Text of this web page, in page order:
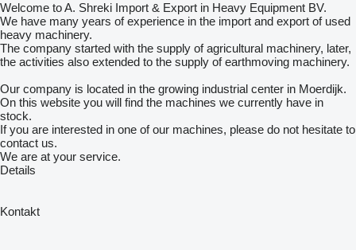
Welcome to A. Shreki Import & Export in Heavy Equipment BV.
We have many years of experience in the import and export of used
heavy machinery.
The company started with the supply of agricultural machinery, later,
the activities also extended to the supply of earthmoving machinery.
Our company is located in the growing industrial center in Moerdijk.
On this website you will find the machines we currently have in
stock.
If you are interested in one of our machines, please do not hesitate to
contact us.
We are at your service.
Details
Kontakt